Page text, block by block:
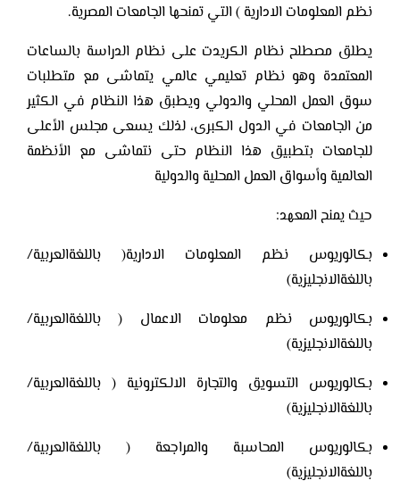
نظم المعلومات الادارية ) التي تمنحها الجامعات المصرية.
يطلق مصطلح نظام الكريدت على نظام الدراسة بالساعات
المعتمدة وهو نظام تعليمي عالمي يتماشى مع متطلبات
سوق العمل المحلي والدولي ويطبق هذا النظام في الكثير
من الجامعات في الدول الكبرى، لذلك يسعى مجلس الأعلى
للجامعات بتطبيق هذا النظام حتى نتماشى مع الأنظمة
العالمية وأسواق العمل المحلية والدولية
حيث يمنح المعهد:
بكالوريوس نظم المعلومات الادارية( باللغةالعربية/
باللغةالانجليزية)
بكالوريوس نظم معلومات الاعمال ( باللغةالعربية/
باللغةالانجليزية)
بكالوريوس التسويق والتجارة الالكترونية ( باللغةالعربية/
باللغةالانجليزية)
بكالوريوس المحاسبة والمراجعة ( باللغةالعربية/
باللغةالانجليزية)